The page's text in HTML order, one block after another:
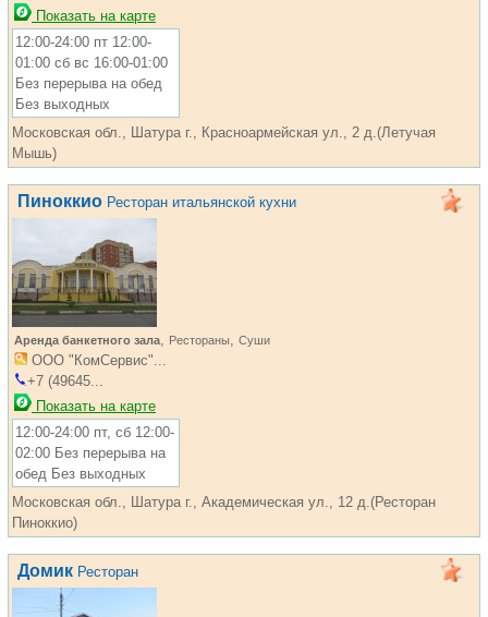
Показать на карте
12:00-24:00 пт 12:00-
01:00 сб вс 16:00-01:00
Без перерыва на обед
Без выходных
Московская обл., Шатура г., Красноармейская ул., 2 д.(Летучая
Мышь)
Пиноккио Ресторан итальянской кухни
Аренда банкетного зала, Рестораны, Суши
ООО "КомСервис"...
+7 (49645...
Показать на карте
12:00-24:00 пт, сб 12:00-
02:00 Без перерыва на
обед Без выходных
Московская обл., Шатура г., Академическая ул., 12 д.(Ресторан
Пиноккио)
Домик Ресторан